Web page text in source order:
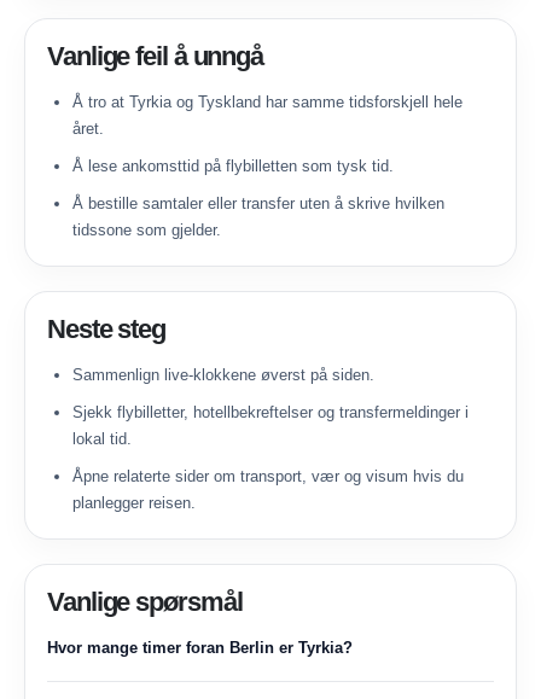
Vanlige feil å unngå
Å tro at Tyrkia og Tyskland har samme tidsforskjell hele
året.
Å lese ankomsttid på flybilletten som tysk tid.
Å bestille samtaler eller transfer uten å skrive hvilken
tidssone som gjelder.
Neste steg
Sammenlign live-klokkene øverst på siden.
Sjekk flybilletter, hotellbekreftelser og transfermeldinger i
lokal tid.
Åpne relaterte sider om transport, vær og visum hvis du
planlegger reisen.
Vanlige spørsmål
Hvor mange timer foran Berlin er Tyrkia?